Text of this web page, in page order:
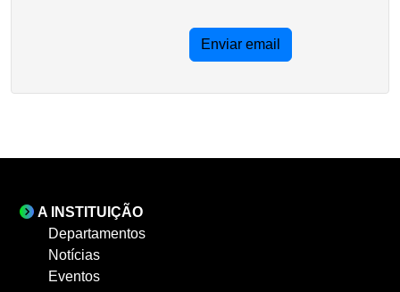
Enviar email
A INSTITUIÇÃO
Departamentos
Notícias
Eventos